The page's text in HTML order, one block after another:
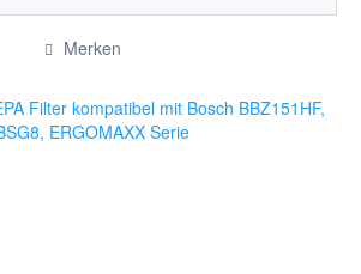
Merken